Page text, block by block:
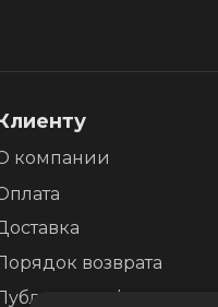
компании
оферта
возврата